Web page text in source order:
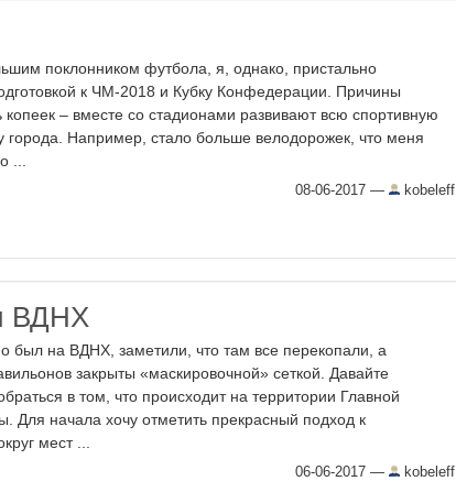
поклонником футбола, я, однако, пристально
к ЧМ-2018 и Кубку Конфедерации. Причины
копеек – вместе со стадионами развивают всю спортивную
города. Например, стало больше велодорожек, что меня
...
08-06-2017 — kobeleff
ВДНХ
был на ВДНХ, заметили, что там все перекопали, а
закрыты «маскировочной» сеткой. Давайте
в том, что происходит на территории Главной
Для начала хочу отметить прекрасный подход к
мест ...
06-06-2017 — kobeleff